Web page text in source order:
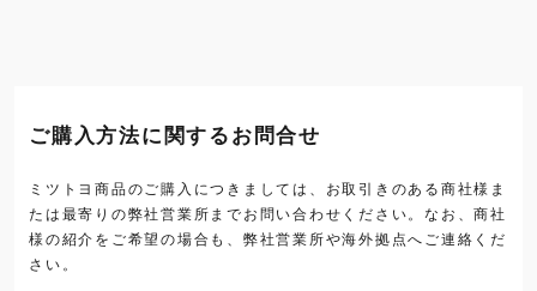
ご購入方法に関するお問合せ
ミツトヨ商品のご購入につきましては、お取引きのある商社様ま
たは最寄りの弊社営業所までお問い合わせください。なお、商社
様の紹介をご希望の場合も、弊社営業所や海外拠点へご連絡くだ
さい。